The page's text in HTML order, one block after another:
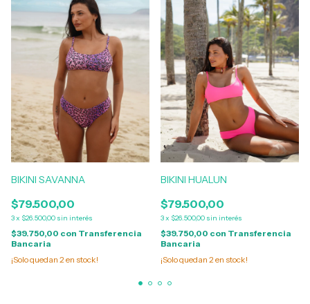
BIKINI SAVANNA
$79.500,00
3x $26.500,00 sin interés
$39.750,00 con Transferencia
Bancaria
¡Solo quedan 2en stock!
BIKINI HUALUN
$79.500,00
3x $26.500,00 sin interés
$39.750,00 con Transferencia
Bancaria
¡Solo quedan 2en stock!